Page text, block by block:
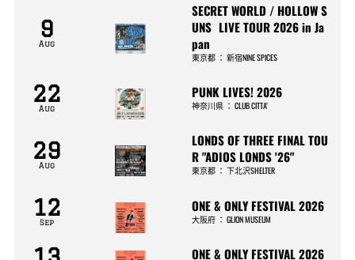
9
Aug
SECRET WORLD / HOLLOW S
UNS LIVE TOUR 2026 in Ja
pan
東京都 ：新宿NINE SPICES
22
Aug
PUNK LIVES! 2026
神奈川県 ：CLUB CITTA’
29
Aug
LONDS OF THREE FINAL TOU
R "ADIOS LONDS '26"
東京都 ：下北沢SHELTER
12
Sep
ONE & ONLY FESTIVAL 2026
大阪府 ：GLION MUSEUM
ONE & ONLY FESTIVAL 2026